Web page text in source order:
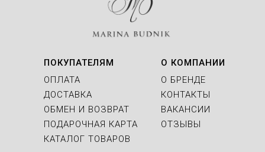
ОТЗЫВЫ
О КОМПАНИИ
О БРЕНДЕ
КОНТАКТЫ
ВАКАНСИИ
ПОДАРОЧНАЯ КАРТА
ПОКУПАТЕЛЯМ
ОПЛАТА
ДОСТАВКА
ОБМЕН И ВОЗВРАТ
КАТАЛОГ ТОВАРОВ